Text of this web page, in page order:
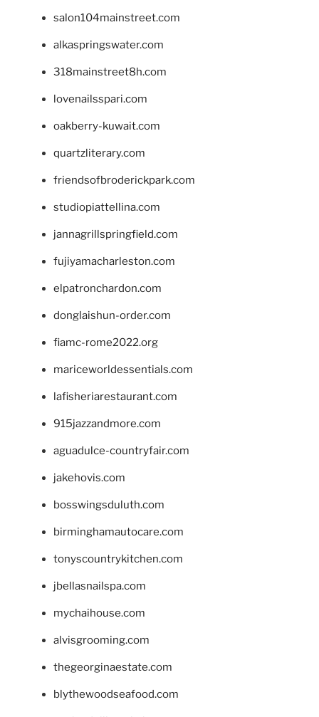
salon104mainstreet.com
alkaspringswater.com
318mainstreet8h.com
lovenailsspari.com
oakberry-kuwait.com
quartzliterary.com
friendsofbroderickpark.com
studiopiattellina.com
jannagrillspringfield.com
fujiyamacharleston.com
elpatronchardon.com
donglaishun-order.com
fiamc-rome2022.org
mariceworldessentials.com
lafisheriarestaurant.com
915jazzandmore.com
aguadulce-countryfair.com
jakehovis.com
bosswingsduluth.com
birminghamautocare.com
tonyscountrykitchen.com
jbellasnailspa.com
mychaihouse.com
alvisgrooming.com
thegeorginaestate.com
blythewoodseafood.com